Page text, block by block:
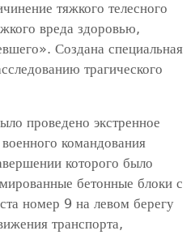
тяжкого телесного
вреда здоровью,
Создана специальная
трагического
проведено экстренное
командования
которого было
бетонные блоки с
номер 9 на левом берегу
транспорта,